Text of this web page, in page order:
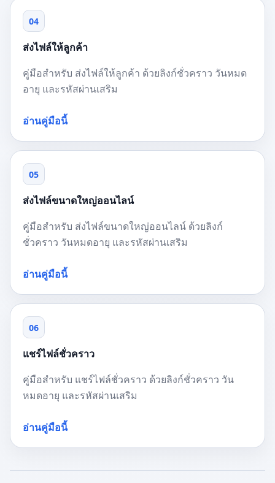
04
ส่งไฟล์ให้ลูกค้า
คู่มือสำหรับ ส่งไฟล์ให้ลูกค้า ด้วยลิงก์ชั่วคราว วันหมด
อายุ และรหัสผ่านเสริม
อ่านคู่มือนี้
05
ส่งไฟล์ขนาดใหญ่ออนไลน์
คู่มือสำหรับ ส่งไฟล์ขนาดใหญ่ออนไลน์ ด้วยลิงก์
ชั่วคราว วันหมดอายุ และรหัสผ่านเสริม
อ่านคู่มือนี้
06
แชร์ไฟล์ชั่วคราว
คู่มือสำหรับ แชร์ไฟล์ชั่วคราว ด้วยลิงก์ชั่วคราว วัน
หมดอายุ และรหัสผ่านเสริม
อ่านคู่มือนี้